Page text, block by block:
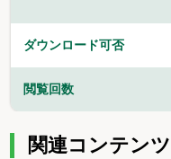
ダウンロード可否
閲覧回数
関連コンテンツ